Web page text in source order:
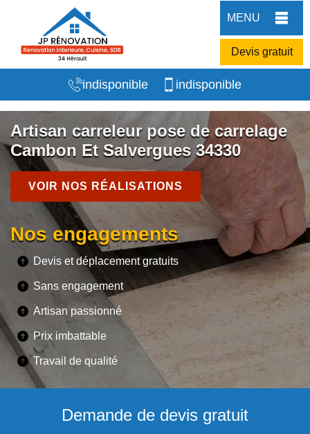
MENU
Devis gratuit
indisponible indisponible
Artisan carreleur pose de carrelage
Cambon Et Salvergues 34330
VOIR NOS RÉALISATIONS
Nos engagements
Devis et déplacement gratuits
Sans engagement
Artisan passionné
Prix imbattable
Travail de qualité
Demande de devis gratuit